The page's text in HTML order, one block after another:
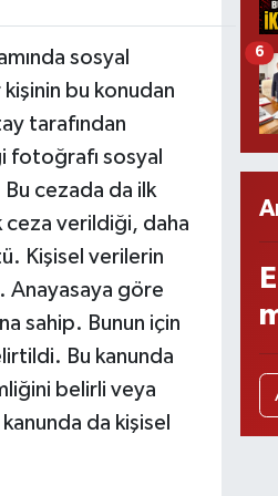
sosyal
bu konudan
tarafından
fotoğrafı sosyal
cezada da ilk
ceza verildiği, daha
Kişisel verilerin
Anayasaya göre
sahip. Bunun için
Bu kanunda
belirli veya
da kişisel
6